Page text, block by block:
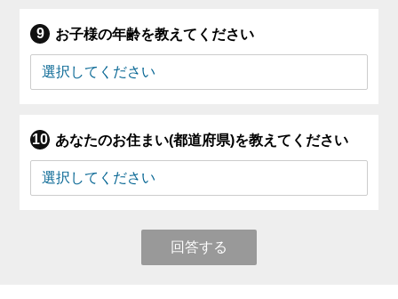
お子様の年齢を教えてください
あなたのお住まい(都道府県)を教えてください
回答する